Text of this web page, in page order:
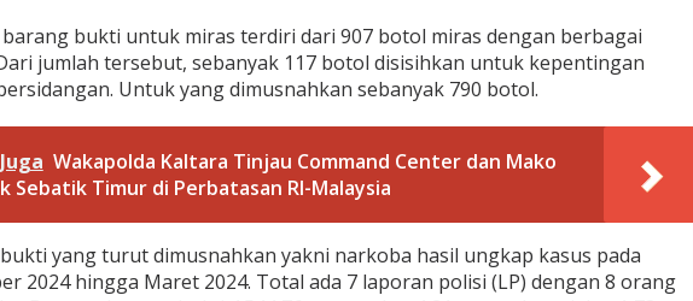
bukti untuk miras terdiri dari 907 botol miras dengan berbagai
jumlah tersebut, sebanyak 117 botol disisihkan untuk kepentingan
Untuk yang dimusnahkan sebanyak 790 botol.
Wakapolda Kaltara Tinjau Command Center dan Mako
Sebatik Timur di Perbatasan RI-Malaysia
yang turut dimusnahkan yakni narkoba hasil ungkap kasus pada
2024 hingga Maret 2024. Total ada 7 laporan polisi (LP) dengan 8 orang